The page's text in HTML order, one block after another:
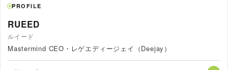
PROFILE
RUEED
ルイード
Mastermind CEO・レゲエディージェイ（Deejay）